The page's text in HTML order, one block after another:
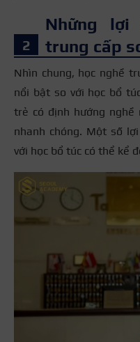
Thời gian
đào tạo
vào trình
tại của
hình
Nội dung
chương
Tập trung
tạo các
THPT
Bằng cấp
Học sinh
THPT
với bằng
Những lợi
trung cấp
Nhìn chung, học nghề
nổi bật so với học bổ
trẻ có định hướng nghề
nhanh chóng. Một số
với học bổ túc có thể kể